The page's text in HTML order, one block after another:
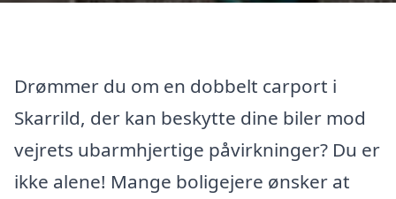
Drømmer du om en dobbelt carport i
Skarrild, der kan beskytte dine biler mod
vejrets ubarmhjertige påvirkninger? Du er
ikke alene! Mange boligejere ønsker at